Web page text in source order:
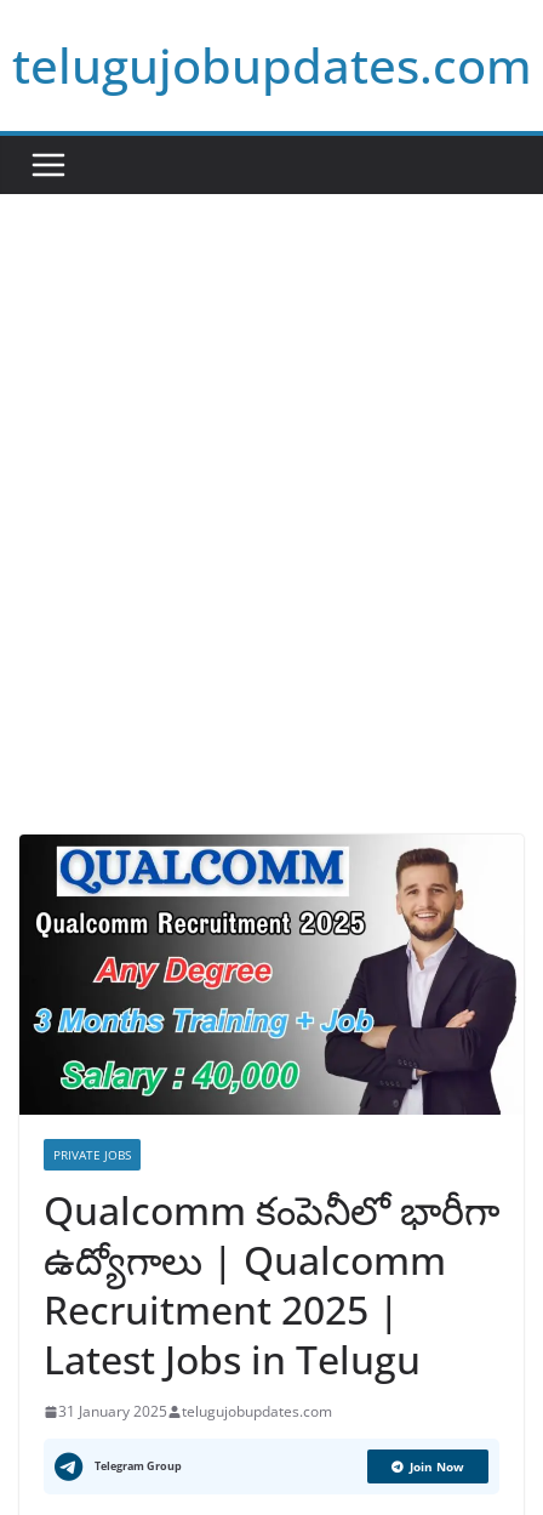
to
content
telugujobupdates.com
PRIVATE JOBS
Qualcomm కంపెనీలో భారీగా
ఉద్యోగాలు | Qualcomm
Recruitment 2025 |
Latest Jobs in Telugu
31 January 2025 telugujobupdates.com
Telegram Group Join Now